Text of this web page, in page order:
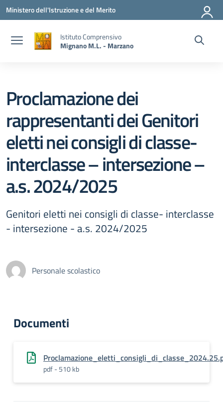
Vai ai contenuti
Vai al menu di navigazione
Vai al footer
Ministero dell'Istruzione e del Merito
Istituto Comprensivo
Mignano M.L. - Marzano
Proclamazione dei
rappresentanti dei Genitori
eletti nei consigli di classe-
interclasse – intersezione –
a.s. 2024/2025
Genitori eletti nei consigli di classe- interclasse
- intersezione - a.s. 2024/2025
Personale scolastico
Documenti
pdf - 510 kb